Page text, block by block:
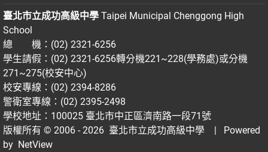
臺北市立成功高級中學 Taipei Municipal Chenggong High
School
總 機：(02) 2321-6256
學生請假：(02) 2321-6256轉分機221~228(學務處)或分機
271~275(校安中心)
校安專線：(02) 2394-8286
警衛室專線：(02) 2395-2498
學校地址：100025 臺北市中正區濟南路一段71號
版權所有 © 2006 - 2026 臺北市立成功高級中學
| Powered
by NetView